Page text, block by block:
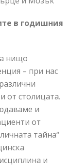
в годишния
нищо
– при нас
от столицата.
и
от
тайна“
и